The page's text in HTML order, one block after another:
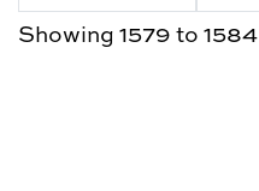
Showing 1579 to 1584